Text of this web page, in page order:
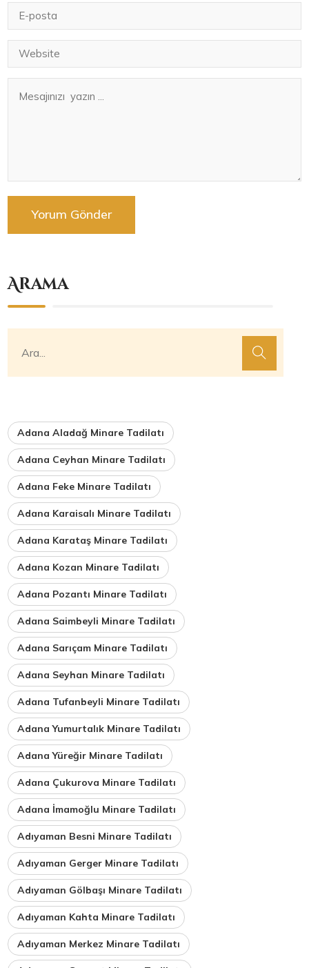
Arama
Adana Aladağ Minare Tadilatı
Adana Ceyhan Minare Tadilatı
Adana Feke Minare Tadilatı
Adana Karaisalı Minare Tadilatı
Adana Karataş Minare Tadilatı
Adana Kozan Minare Tadilatı
Adana Pozantı Minare Tadilatı
Adana Saimbeyli Minare Tadilatı
Adana Sarıçam Minare Tadilatı
Adana Seyhan Minare Tadilatı
Adana Tufanbeyli Minare Tadilatı
Adana Yumurtalık Minare Tadilatı
Adana Yüreğir Minare Tadilatı
Adana Çukurova Minare Tadilatı
Adana İmamoğlu Minare Tadilatı
Adıyaman Besni Minare Tadilatı
Adıyaman Gerger Minare Tadilatı
Adıyaman Gölbaşı Minare Tadilatı
Adıyaman Kahta Minare Tadilatı
Adıyaman Merkez Minare Tadilatı